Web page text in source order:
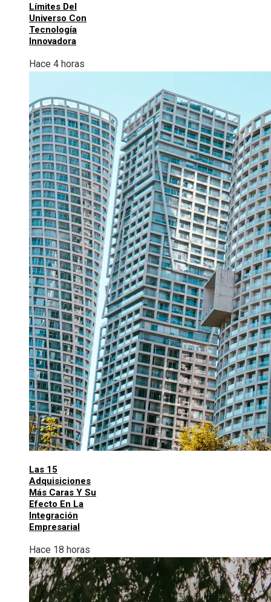
Límites Del
Universo Con
Tecnología
Innovadora
Hace 4 horas
Las 15
Adquisiciones
Más Caras Y Su
Efecto En La
Integración
Empresarial
Hace 18 horas